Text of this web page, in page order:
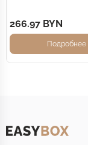
266.97 BYN
Подробнее